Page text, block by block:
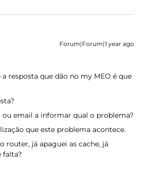
Forum|Forum|1 year ago
a resposta que dão no my MEO é que
email a informar qual o problema?
que este problema acontece.
router, já apaguei as cache, já
falta?